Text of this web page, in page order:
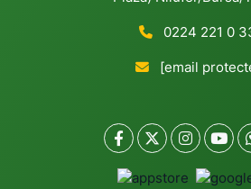
0224 221 0
[email